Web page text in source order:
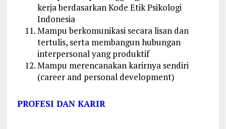
kerja berdasarkan Kode Etik Psikologi
Indonesia
Mampu berkomunikasi secara lisan dan
tertulis, serta membangun hubungan
interpersonal yang produktif
Mampu merencanakan karirnya sendiri
(career and personal development)
PROFESI DAN KARIR